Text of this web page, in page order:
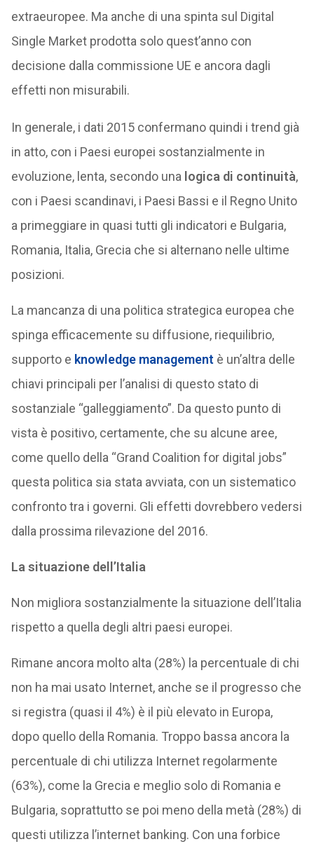
extraeuropee. Ma anche di una spinta sul Digital
Single Market prodotta solo quest’anno con
decisione dalla commissione UE e ancora dagli
effetti non misurabili.
In generale, i dati 2015 confermano quindi i trend già
in atto, con i Paesi europei sostanzialmente in
evoluzione, lenta, secondo una logica di continuità,
con i Paesi scandinavi, i Paesi Bassi e il Regno Unito
a primeggiare in quasi tutti gli indicatori e Bulgaria,
Romania, Italia, Grecia che si alternano nelle ultime
posizioni.
La mancanza di una politica strategica europea che
spinga efficacemente su diffusione, riequilibrio,
supporto e knowledge management è un’altra delle
chiavi principali per l’analisi di questo stato di
sostanziale “galleggiamento”. Da questo punto di
vista è positivo, certamente, che su alcune aree,
come quello della “Grand Coalition for digital jobs”
questa politica sia stata avviata, con un sistematico
confronto tra i governi. Gli effetti dovrebbero vedersi
dalla prossima rilevazione del 2016.
La situazione dell’Italia
Non migliora sostanzialmente la situazione dell’Italia
rispetto a quella degli altri paesi europei.
Rimane ancora molto alta (28%) la percentuale di chi
non ha mai usato Internet, anche se il progresso che
si registra (quasi il 4%) è il più elevato in Europa,
dopo quello della Romania. Troppo bassa ancora la
percentuale di chi utilizza Internet regolarmente
(63%), come la Grecia e meglio solo di Romania e
Bulgaria, soprattutto se poi meno della metà (28%) di
questi utilizza l’internet banking. Con una forbice